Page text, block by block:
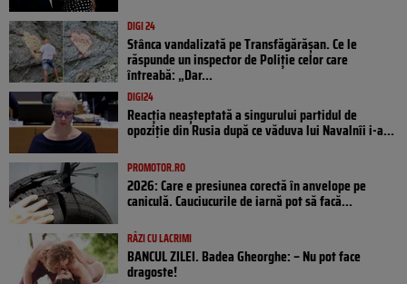
DIGI 24
Stânca vandalizată pe Transfăgărășan. Ce le
răspunde un inspector de Poliție celor care
întreabă: „Dar...
DIGI24
Reacția neașteptată a singurului partidul de
opoziţie din Rusia după ce văduva lui Navalnîi i-a...
PROMOTOR.RO
2026: Care e presiunea corectă în anvelope pe
caniculă. Cauciucurile de iarnă pot să facă...
RÂZI CU LACRIMI
BANCUL ZILEI. Badea Gheorghe: – Nu pot face
dragoste!